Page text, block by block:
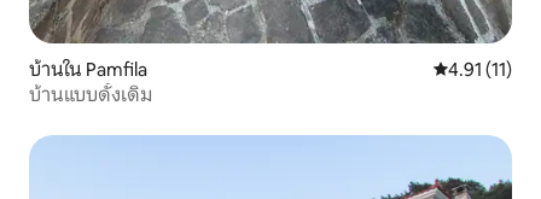
บ้านใน Pamfila คะแนนเฉลี่ย
4.91 (11)
บ้านแบบดั้งเดิม